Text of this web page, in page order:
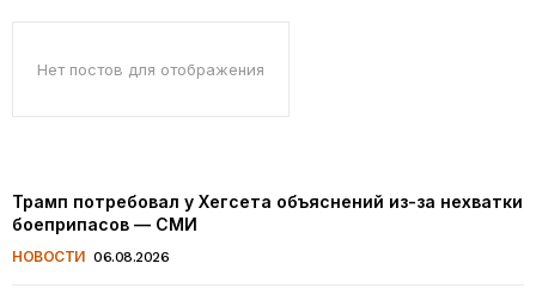
Нет постов для отображения
Трамп потребовал у Хегсета объяснений из-за нехватки
боеприпасов — СМИ
НОВОСТИ 06.08.2026